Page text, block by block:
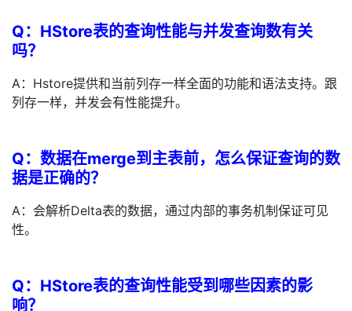
Q：HStore表的查询性能与并发查询数有关
吗？
A：Hstore提供和当前列存一样全面的功能和语法支持。跟
列存一样，并发会有性能提升。
Q：数据在merge到主表前，怎么保证查询的数
据是正确的？
A：会解析Delta表的数据，通过内部的事务机制保证可见
性。
Q：HStore表的查询性能受到哪些因素的影
响？